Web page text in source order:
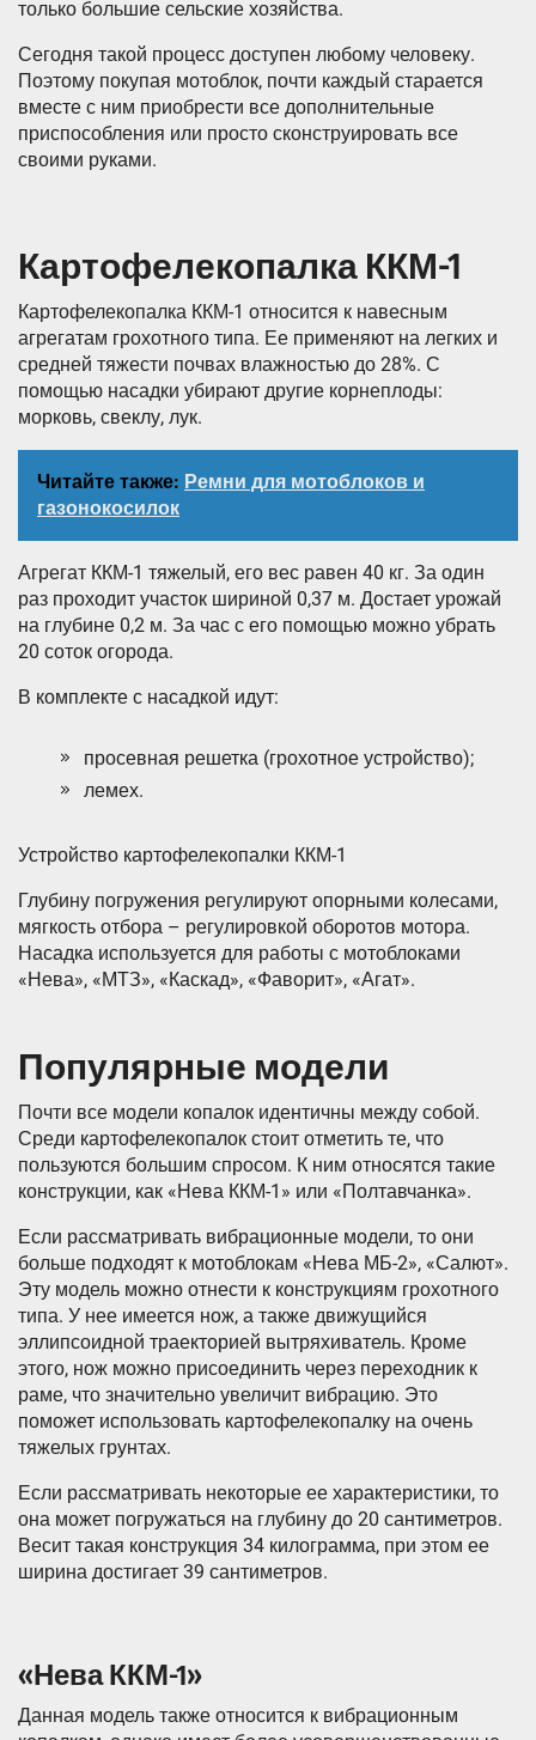
только большие сельские хозяйства.
Сегодня такой процесс доступен любому человеку.
Поэтому покупая мотоблок, почти каждый старается
вместе с ним приобрести все дополнительные
приспособления или просто сконструировать все
своими руками.
Картофелекопалка ККМ-1
Картофелекопалка ККМ-1 относится к навесным
агрегатам грохотного типа. Ее применяют на легких и
средней тяжести почвах влажностью до 28%. С
помощью насадки убирают другие корнеплоды:
морковь, свеклу, лук.
Читайте также: Ремни для мотоблоков и
газонокосилок
Агрегат ККМ-1 тяжелый, его вес равен 40 кг. За один
раз проходит участок шириной 0,37 м. Достает урожай
на глубине 0,2 м. За час с его помощью можно убрать
20 соток огорода.
В комплекте с насадкой идут:
просевная решетка (грохотное устройство);
лемех.
Устройство картофелекопалки ККМ-1
Глубину погружения регулируют опорными колесами,
мягкость отбора – регулировкой оборотов мотора.
Насадка используется для работы с мотоблоками
«Нева», «МТЗ», «Каскад», «Фаворит», «Агат».
Популярные модели
Почти все модели копалок идентичны между собой.
Среди картофелекопалок стоит отметить те, что
пользуются большим спросом. К ним относятся такие
конструкции, как «Нева ККМ-1» или «Полтавчанка».
Если рассматривать вибрационные модели, то они
больше подходят к мотоблокам «Нева МБ-2», «Салют».
Эту модель можно отнести к конструкциям грохотного
типа. У нее имеется нож, а также движущийся
эллипсоидной траекторией вытряхиватель. Кроме
этого, нож можно присоединить через переходник к
раме, что значительно увеличит вибрацию. Это
поможет использовать картофелекопалку на очень
тяжелых грунтах.
Если рассматривать некоторые ее характеристики, то
она может погружаться на глубину до 20 сантиметров.
Весит такая конструкция 34 килограмма, при этом ее
ширина достигает 39 сантиметров.
«Нева ККМ-1»
Данная модель также относится к вибрационным